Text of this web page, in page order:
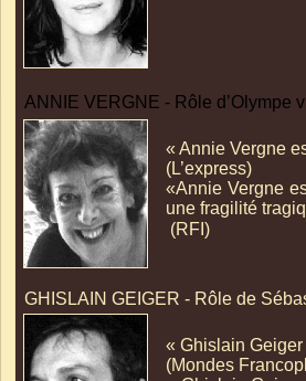
ANNIE VERGNE - Rôle d’Olympe
GHISLAIN GEIGER - Rôle de
« Annie Vergne
(L’express)
«Annie Vergne
une fragilité
(RFI)
« Ghislain
(Mondes